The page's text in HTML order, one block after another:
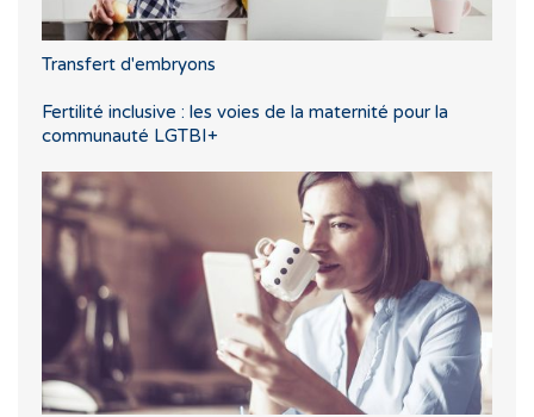
Transfert d'embryons
Fertilité inclusive : les voies de la maternité pour la
communauté LGTBI+